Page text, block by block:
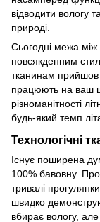
відводити вологу
природі.
Сьогодні межа
повсякденним
тканинам прийшов
працюють на ваш
різноманітності
будь-який темп
Технологічні
Існує поширена
100% бавовну.
тривалі
швидко
вбирає вологу,